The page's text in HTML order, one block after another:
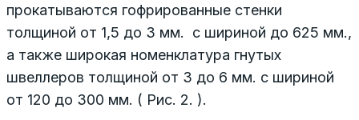
прокатываются гофрированные стенки
толщиной от 1,5 до 3 мм. с шириной до 625 мм.,
а также широкая номенклатура гнутых
швеллеров толщиной от 3 до 6 мм. с шириной
от 120 до 300 мм. ( Рис. 2. ).